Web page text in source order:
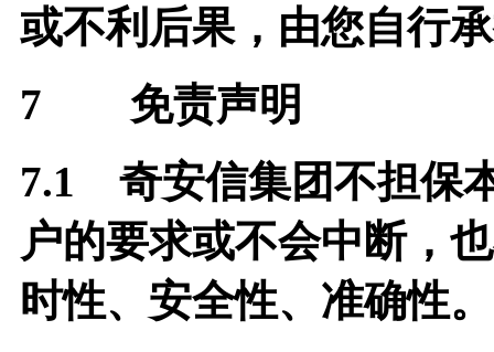
或不利后果，由您自行
7 免责声明
7.1 奇安信集团不担保
户的要求或不会中断，
时性、安全性、准确性。